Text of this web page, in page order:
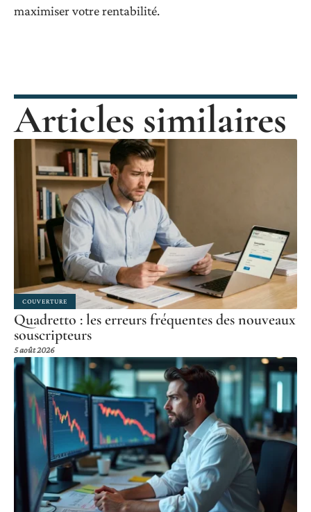
maximiser votre rentabilité.
Articles similaires
COUVERTURE
Quadretto : les erreurs fréquentes des nouveaux
souscripteurs
5 août 2026